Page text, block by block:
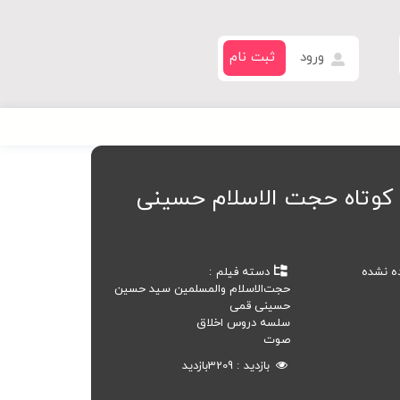
ورود ثبت نام
حجت الاسلام حسینی
نشده
دسته فیلم
حجت‌الاسلام والمسلمین سید حسین
حسینی قمی
سلسه دروس اخلاق
صوت
بازدید
3209بازدید